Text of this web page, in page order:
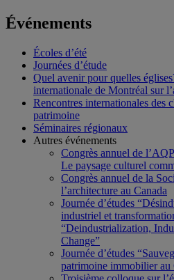
Événements
Écoles d’été
Journées d’étude
Quel avenir pour quelles
internationale de Montréal sur
Rencontres internationales des
patrimoine
Séminaires régionaux
Autres événements
Congrès annuel de
Le paysage culturel
Congrès annuel de la
l’architecture au Canada
Journée d’études
industriel et
“Deindustrialization,
Change”
Journée d’études
patrimoine immobilier au